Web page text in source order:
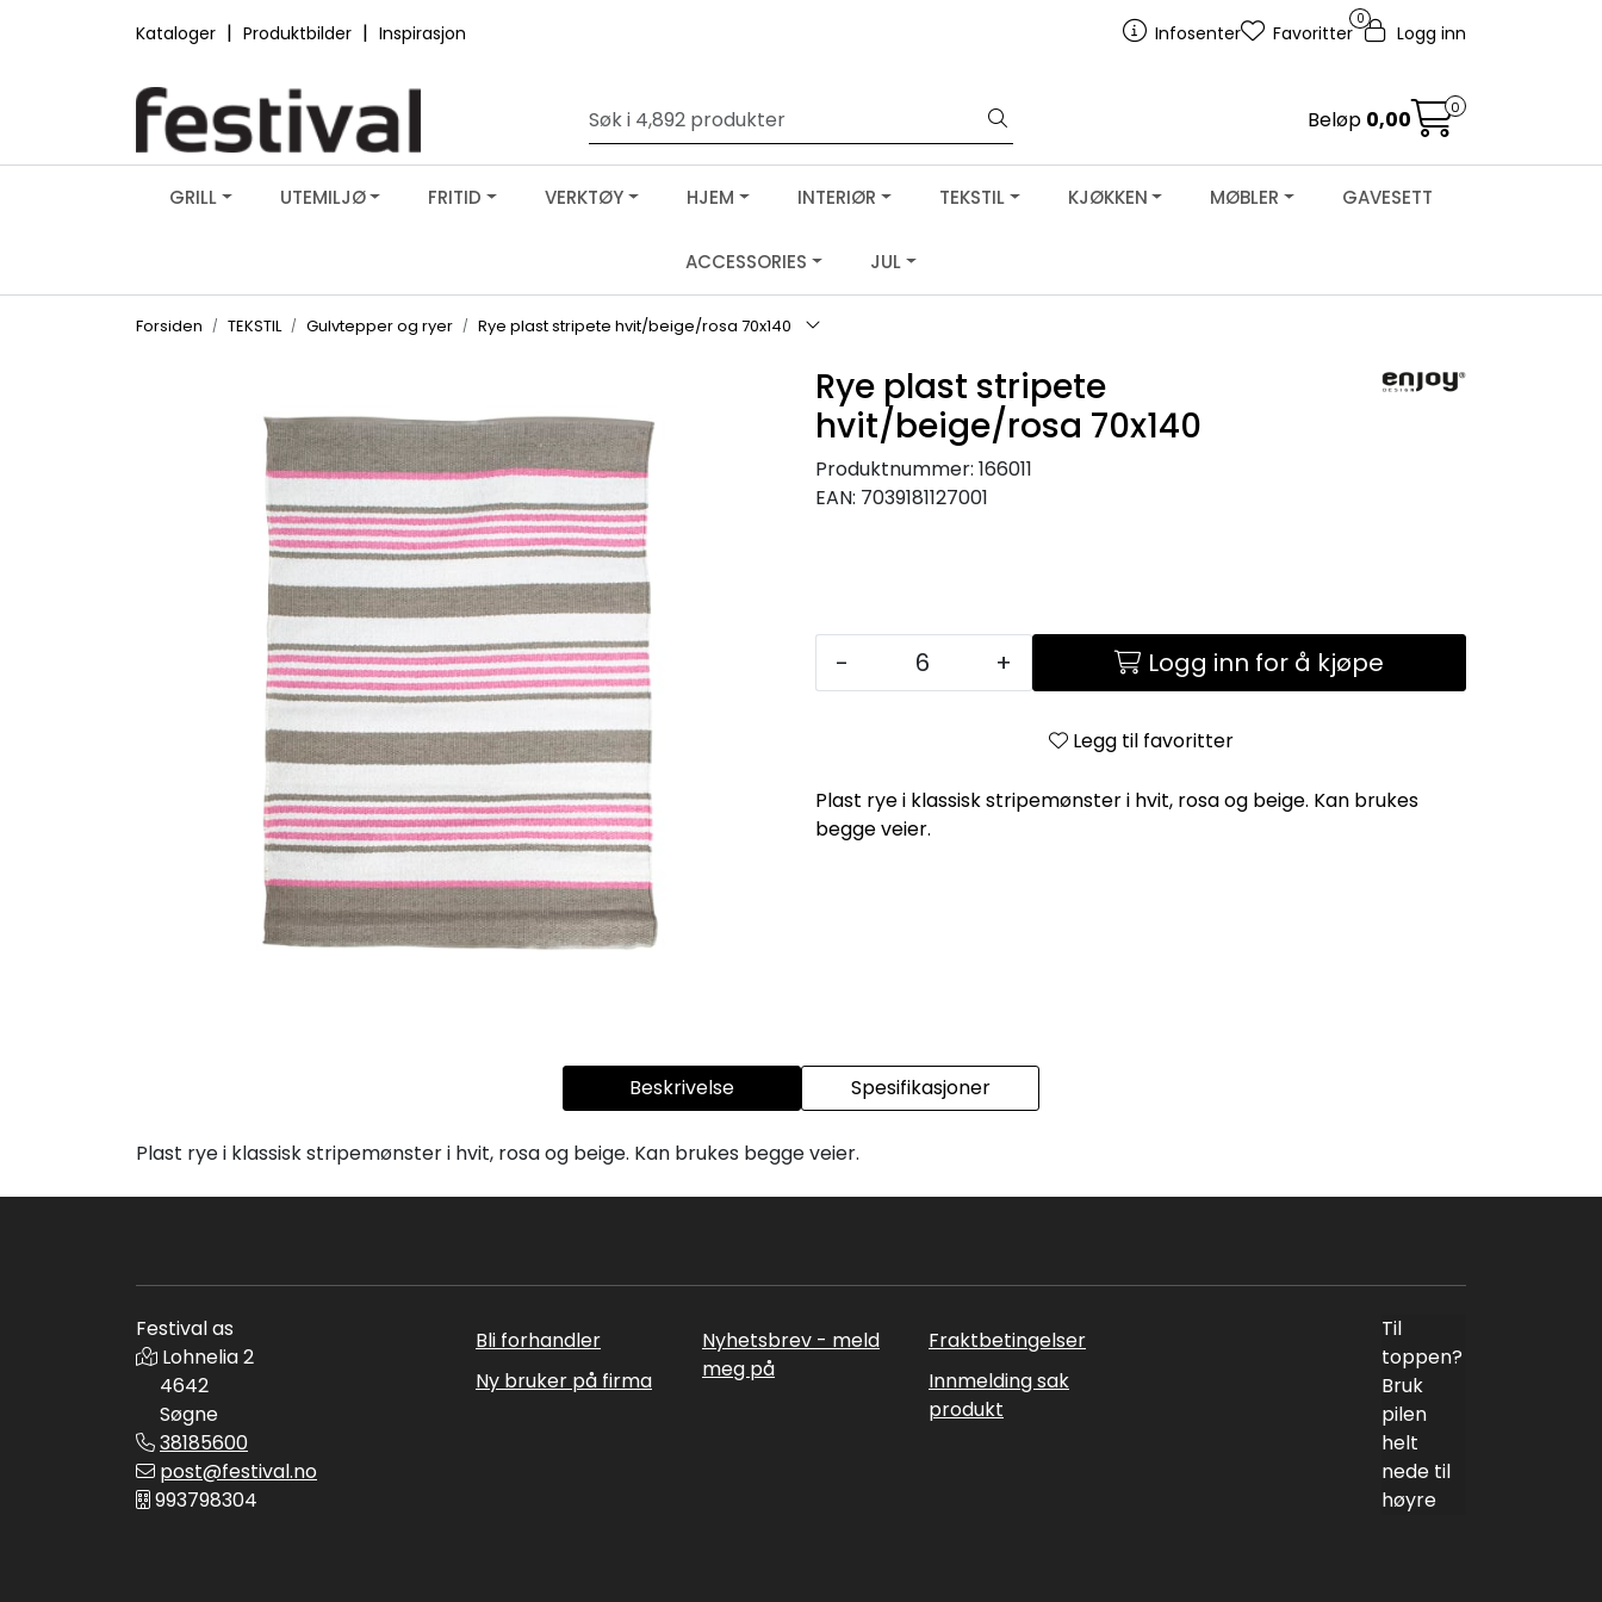
Kataloger | Produktbilder | Inspirasjon Infosenter
0
Favoritter Logg inn
Beløp 0,00 0
GRILL UTEMILJØ FRITID VERKTØY HJEM INTERIØR TEKSTIL KJØKKEN MØBLER GAVESETT
ACCESSORIES JUL
Forsiden TEKSTIL Gulvtepper og ryer Rye plast stripete hvit/beige/rosa 70x140
Rye plast stripete
hvit/beige/rosa 70x140
Produktnummer: 166011
EAN: 7039181127001
- + Logg inn for å kjøpe
Legg til favoritter
Plast rye i klassisk stripemønster i hvit, rosa og beige. Kan brukes
begge veier.
Beskrivelse Spesifikasjoner
Plast rye i klassisk stripemønster i hvit, rosa og beige. Kan brukes begge veier.
Festival as
Lohnelia 2
4642
Søgne
38185600
post@festival.no
993798304
Bli forhandler
Ny bruker på firma
Nyhetsbrev - meld
meg på
Fraktbetingelser
Innmelding sak
produkt
Til
toppen?
Bruk
pilen
helt
nede til
høyre